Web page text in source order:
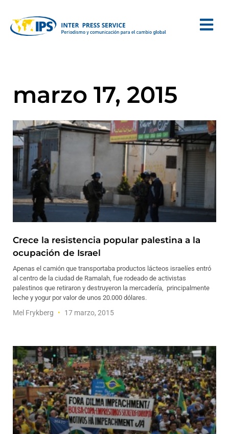
marzo 17, 2015
Crece la resistencia popular palestina a la
ocupación de Israel
Apenas el camión que transportaba productos lácteos israelíes entró
al centro de la ciudad de Ramalah, fue rodeado de activistas
palestinos que retiraron y destruyeron la mercadería, principalmente
leche y yogur por valor de unos 20.000 dólares.
Mel Frykberg 17 marzo, 2015